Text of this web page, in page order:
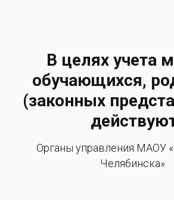
В целях учета
обучающихся,
(законных
Органы управления МАОУ
Челябинска»: